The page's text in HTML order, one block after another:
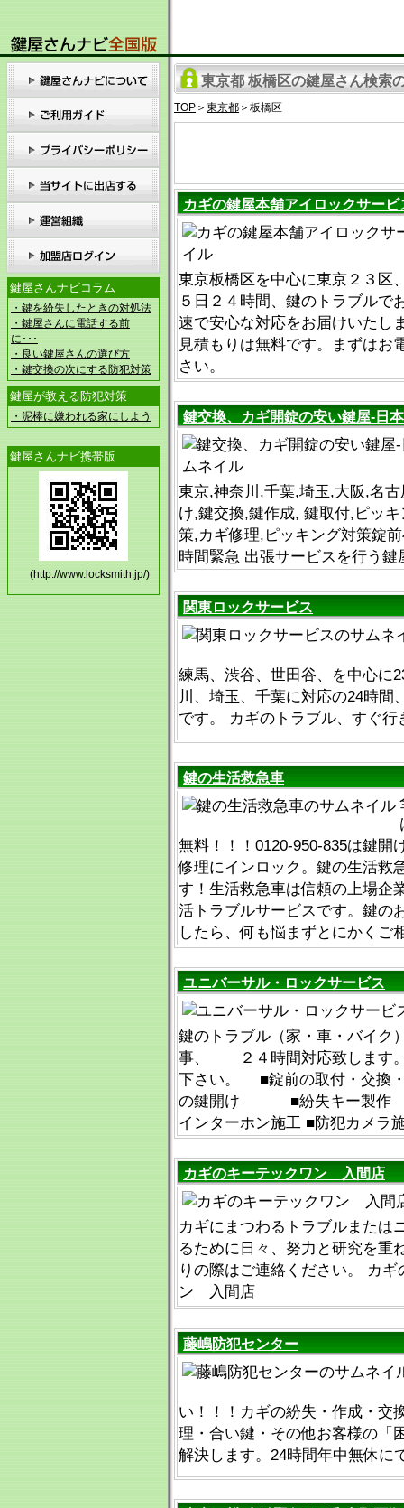
鍵屋さんナビコラム
・鍵を紛失したときの対処法
・鍵屋さんに電話する前
に･･･
・良い鍵屋さんの選び方
・鍵交換の次にする防犯対策
鍵屋が教える防犯対策
・泥棒に嫌われる家にしよう
鍵屋さんナビ携帯版
(http://www.locksmith.jp/)
東京都 板橋区の鍵屋さん検索
TOP ＞ 東京都 ＞板橋区
カギの鍵屋本舗アイロックサービ
東京板橋区を中心に東京２３区
５日２４時間、鍵のトラブルで
速で安心な対応をお届けいたし
見積もりは無料です。まずはお
さい。
鍵交換、カギ開錠の安い鍵屋-日
東京,神奈川,千葉,埼玉,大阪,名
け,鍵交換,鍵作成, 鍵取付,ピッ
策,カギ修理,ピッキング対策錠
時間緊急 出張サービスを行う鍵
関東ロックサービス
練馬、渋谷、世田谷、を中心に
川、埼玉、千葉に対応の24時間
です。 カギのトラブル、すぐ行
鍵の生活救急車
無料！！！0120-950-835は鍵開
修理にインロック。鍵の生活救
す！生活救急車は信頼の上場企
活トラブルサービスです。鍵の
したら、何も悩まずとにかくご
ユニバーサル・ロックサービス
鍵のトラブル（家・車・バイク
事、 ２４時間対応致します
下さい。 ■錠前の取付・交
の鍵開け ■紛失キー製作
インターホン施工 ■防犯カメラ
カギのキーテックワン 入間店
カギにまつわるトラブルまたは
るために日々、努力と研究を重
りの際はご連絡ください。 カギ
ン 入間店
藤嶋防犯センター
い！！！カギの紛失・作成・交
理・合い鍵・その他お客様の「
解決します。24時間年中無休に